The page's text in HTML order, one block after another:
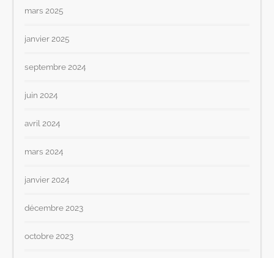
mars 2025
janvier 2025
septembre 2024
juin 2024
avril 2024
mars 2024
janvier 2024
décembre 2023
octobre 2023